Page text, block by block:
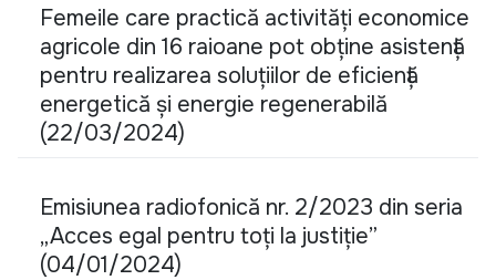
Femeile care practică activități economice
agricole din 16 raioane pot obține asistență
pentru realizarea soluțiilor de eficiență
energetică și energie regenerabilă
(22/03/2024)
Emisiunea radiofonică nr. 2/2023 din seria
„Acces egal pentru toți la justiție”
(04/01/2024)